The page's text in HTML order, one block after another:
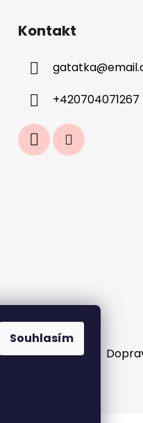
Souhlasím
Kontakt
gatatka@
+420704071267
objednávek?